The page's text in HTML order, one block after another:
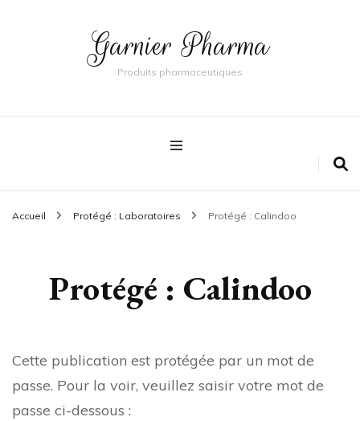
Garnier Pharma
Produits pharmaceutiques
Accueil Protégé : Laboratoires Protégé : Calindoo
Protégé : Calindoo
Cette publication est protégée par un mot de
passe. Pour la voir, veuillez saisir votre mot de
passe ci-dessous :